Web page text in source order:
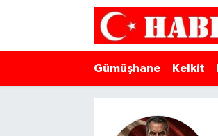
Gümüşhane Kelkit
Merkez Hava Durumu
Merkez Trafik Yoğunluk Haritası
Süper Lig Puan Durumu ve Fikstür